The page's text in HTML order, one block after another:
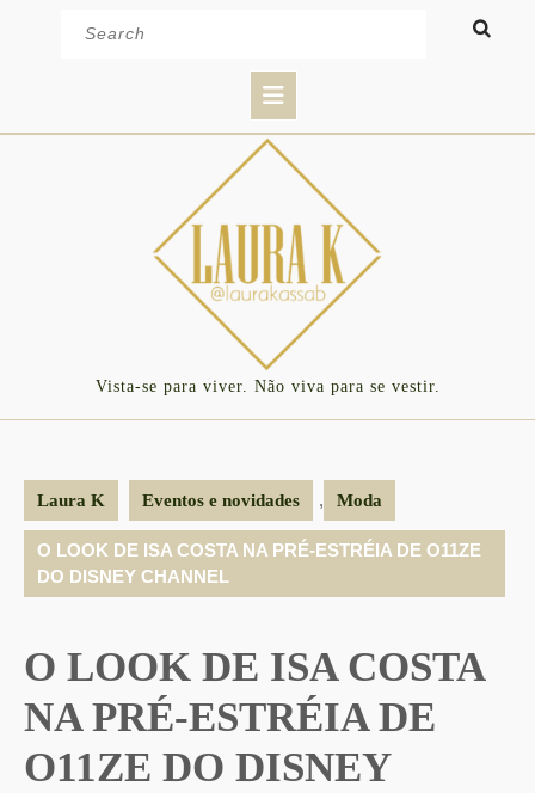
Button
Vista-se para viver. Não viva para se vestir.
Laura K Eventos e novidades , Moda
O LOOK DE ISA COSTA NA PRÉ-ESTRÉIA DE O11ZE
DO DISNEY CHANNEL
O LOOK DE ISA COSTA
NA PRÉ-ESTRÉIA DE
O11ZE DO DISNEY